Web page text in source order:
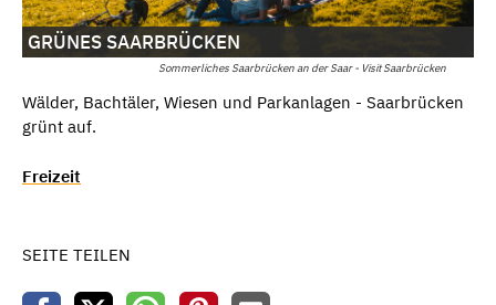
Sommerliches Saarbrücken an der Saar - Visit Saarbrücken
GRÜNES SAARBRÜCKEN
Wälder, Bachtäler, Wiesen und Parkanlagen - Saarbrücken
grünt auf.
Freizeit
SEITE TEILEN